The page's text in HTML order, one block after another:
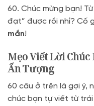
60. Chúc mừng bạn!
đạt” được rồi nhỉ? Cố
mắn!
Mẹo Viết Lời
Ấn Tượng
60 câu ở trên là gợi ý,
chúc bạn tự viết từ